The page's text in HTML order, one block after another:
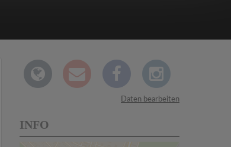
Daten bearbeiten
INFO